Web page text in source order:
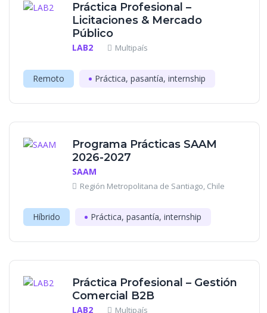
Práctica Profesional –
Licitaciones & Mercado
Público
LAB2 Multipaís
Remoto Práctica, pasantía, internship
Programa Prácticas SAAM
2026-2027
SAAM
Región Metropolitana de Santiago, Chile
Híbrido Práctica, pasantía, internship
Práctica Profesional – Gestión
Comercial B2B
LAB2 Multipaís